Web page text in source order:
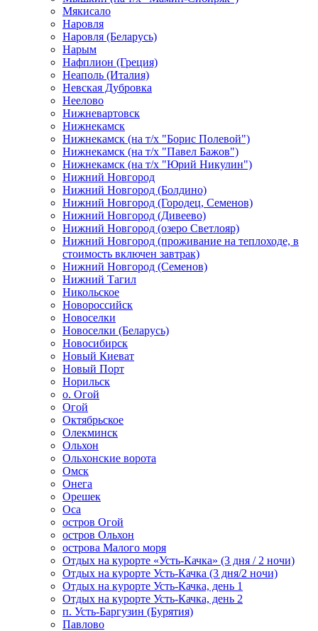
Мякисало
Наровля
Наровля (Беларусь)
Нарым
Нафплион (Греция)
Неаполь (Италия)
Невская Дубровка
Неелово
Нижневартовск
Нижнекамск
Нижнекамск (на т/х "Борис Полевой")
Нижнекамск (на т/х "Павел Бажов")
Нижнекамск (на т/х "Юрий Никулин")
Нижний Новгород
Нижний Новгород (Болдино)
Нижний Новгород (Городец, Семенов)
Нижний Новгород (Дивеево)
Нижний Новгород (озеро Светлояр)
Нижний Новгород (проживание на теплоходе, в
стоимость включен завтрак)
Нижний Новгород (Семенов)
Нижний Тагил
Никольское
Новороссийск
Новоселки
Новоселки (Беларусь)
Новосибирск
Новый Киеват
Новый Порт
Норильск
о. Огой
Огой
Октябрьское
Олекминск
Ольхон
Ольхонские ворота
Омск
Онега
Орешек
Оса
остров Огой
остров Ольхон
острова Малого моря
Отдых на курорте «Усть-Качка» (3 дня / 2 ночи)
Отдых на курорте Усть-Качка (3 дня/2 ночи)
Отдых на курорте Усть-Качка, день 1
Отдых на курорте Усть-Качка, день 2
п. Усть-Баргузин (Бурятия)
Павлово